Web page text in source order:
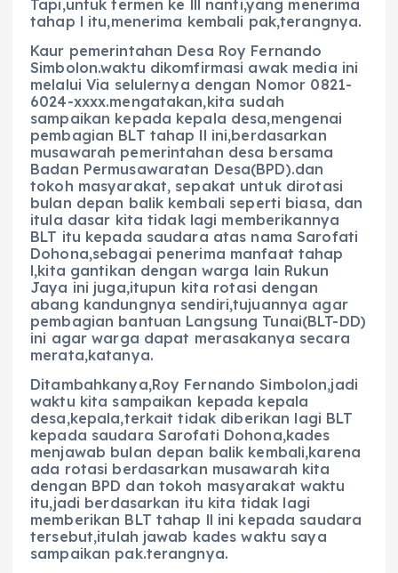
Tapi,untuk termen ke lll nanti,yang menerima
tahap l itu,menerima kembali pak,terangnya.
Kaur pemerintahan Desa Roy Fernando
Simbolon.waktu dikomfirmasi awak media ini
melalui Via selulernya dengan Nomor 0821-
6024-xxxx.mengatakan,kita sudah
sampaikan kepada kepala desa,mengenai
pembagian BLT tahap ll ini,berdasarkan
musawarah pemerintahan desa bersama
Badan Permusawaratan Desa(BPD).dan
tokoh masyarakat, sepakat untuk dirotasi
bulan depan balik kembali seperti biasa, dan
itula dasar kita tidak lagi memberikannya
BLT itu kepada saudara atas nama Sarofati
Dohona,sebagai penerima manfaat tahap
l,kita gantikan dengan warga lain Rukun
Jaya ini juga,itupun kita rotasi dengan
abang kandungnya sendiri,tujuannya agar
pembagian bantuan Langsung Tunai(BLT-DD)
ini agar warga dapat merasakanya secara
merata,katanya.
Ditambahkanya,Roy Fernando Simbolon,jadi
waktu kita sampaikan kepada kepala
desa,kepala,terkait tidak diberikan lagi BLT
kepada saudara Sarofati Dohona,kades
menjawab bulan depan balik kembali,karena
ada rotasi berdasarkan musawarah kita
dengan BPD dan tokoh masyarakat waktu
itu,jadi berdasarkan itu kita tidak lagi
memberikan BLT tahap ll ini kepada saudara
tersebut,itulah jawab kades waktu saya
sampaikan pak.terangnya.